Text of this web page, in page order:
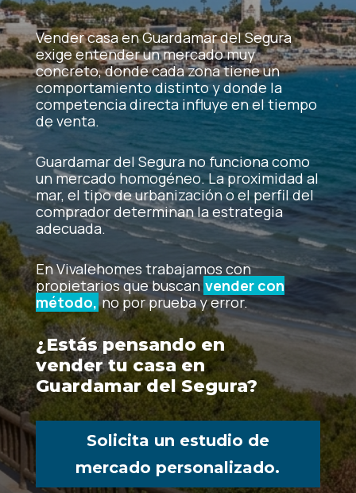
Vender casa en Guardamar del Segura
exige entender un mercado muy
concreto, donde cada zona tiene un
comportamiento distinto y donde la
competencia directa influye en el tiempo
de venta.
Guardamar del Segura no funciona como
un mercado homogéneo. La proximidad al
mar, el tipo de urbanización o el perfil del
comprador determinan la estrategia
adecuada.
En Vivalehomes trabajamos con
propietarios que buscanvender con
método,no por prueba y error.
¿Estás pensando en
vender tu casa en
Guardamar del Segura?
Solicita un estudio de
mercado personalizado.